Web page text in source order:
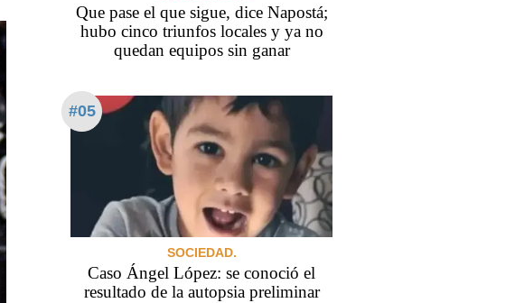
Que pase el que sigue, dice Napostá;
hubo cinco triunfos locales y ya no
quedan equipos sin ganar
#05
SOCIEDAD.
Caso Ángel López: se conoció el
resultado de la autopsia preliminar